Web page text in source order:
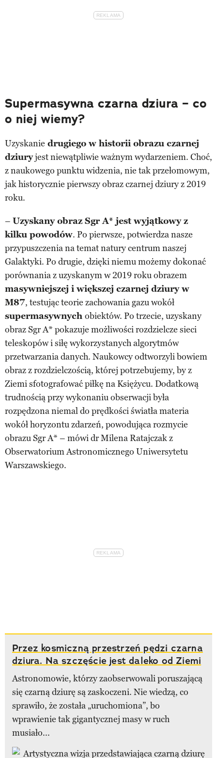
Supermasywna czarna dziura – co
o niej wiemy?
Uzyskanie drugiego w historii obrazu czarnej
dziuryjest niewątpliwie ważnym wydarzeniem. Choć,
z naukowego punktu widzenia, nie tak przełomowym,
jak historycznie pierwszy obraz czarnej dziury z 2019
roku.
– Uzyskany obraz Sgr A* jest wyjątkowy z
kilku powodów. Po pierwsze, potwierdza nasze
przypuszczenia na temat natury centrum naszej
Galaktyki. Po drugie, dzięki niemu możemy dokonać
porównania z uzyskanym w 2019 roku obrazem
masywniejszej i większej czarnej dziury w
M87, testując teorie zachowania gazu wokół
supermasywnych obiektów. Po trzecie, uzyskany
obraz Sgr A* pokazuje możliwości rozdzielcze sieci
teleskopów i siłę wykorzystanych algorytmów
przetwarzania danych. Naukowcy odtworzyli bowiem
obraz z rozdzielczością, której potrzebujemy, by z
Ziemi sfotografować piłkę na Księżycu. Dodatkową
trudnością przy wykonaniu obserwacji była
rozpędzona niemal do prędkości światła materia
wokół horyzontu zdarzeń, powodująca rozmycie
obrazu Sgr A* – mówi dr Milena Ratajczak z
Obserwatorium Astronomicznego Uniwersytetu
Warszawskiego.
Przez kosmiczną przestrzeń pędzi czarna
dziura. Na szczęście jest daleko od Ziemi
Astronomowie, którzy zaobserwowali poruszającą
się czarną dziurę są zaskoczeni. Nie wiedzą, co
sprawiło, że została „uruchomiona”, bo
wprawienie tak gigantycznej masy w ruch
musiało...